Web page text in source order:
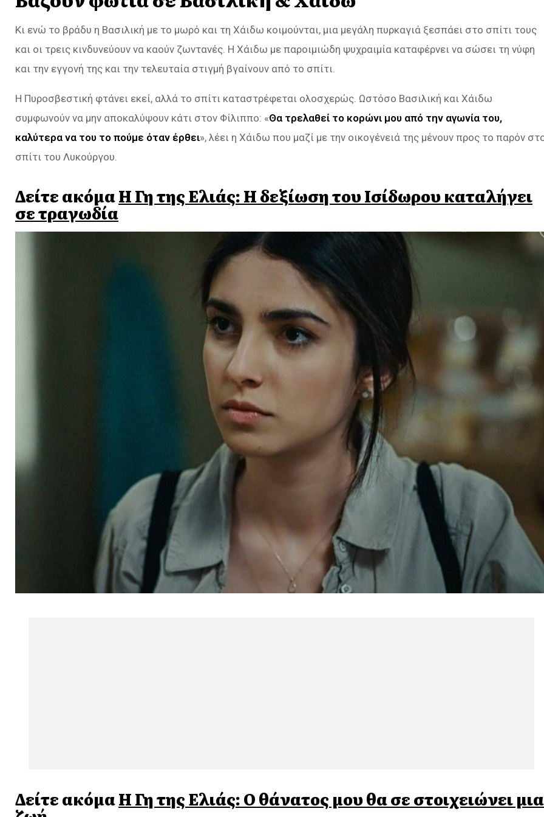
Κι ενώ το βράδυ η Βασιλική με το μωρό και τη Χάιδω κοιμούνται, μια μεγάλη πυρκαγιά ξεσπάει στο σπίτι τους
και οι τρεις κινδυνεύουν να καούν ζωντανές. Η Χάιδω με παροιμιώδη ψυχραιμία καταφέρνει να σώσει τη νύφη
και την εγγονή της και την τελευταία στιγμή βγαίνουν από το σπίτι.
Η Πυροσβεστική φτάνει εκεί, αλλά το σπίτι καταστρέφεται ολοσχερώς. Ωστόσο Βασιλική και Χάιδω
συμφωνούν να μην αποκαλύψουν κάτι στον Φίλιππο: «Θα τρελαθεί το κορώνι μου από την αγωνία του,
καλύτερα να του το πούμε όταν έρθει», λέει η Χάιδω που μαζί με την οικογένειά της μένουν προς το παρόν
σπίτι του Λυκούργου.
Δείτε ακόμαΗ Γη της Ελιάς: Η δεξίωση του Ισίδωρου καταλήγει
σε τραγωδία
Δείτε ακόμαΗ Γη της Ελιάς: Ο θάνατος μου θα σε στοιχειώνει μια